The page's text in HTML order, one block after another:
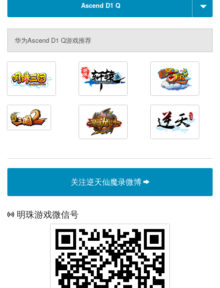
Ascend D1 Q
华为Ascend D1 Q游戏推荐
关注逆天仙魔录微博
明珠游戏微信号